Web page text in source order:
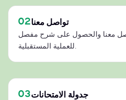
02تواصل معنا
معنا والحصول على شرح مفصل
للعملية المستقبلية.
03جدولة الامتحانات